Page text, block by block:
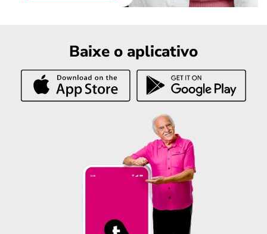
Baixe o aplicativo